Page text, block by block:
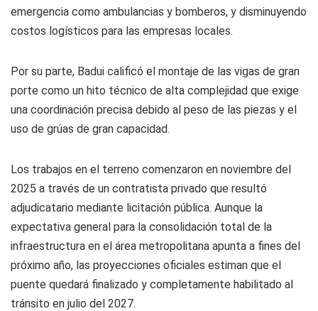
emergencia como ambulancias y bomberos, y disminuyendo
costos logísticos para las empresas locales.
Por su parte, Badui calificó el montaje de las vigas de gran
porte como un hito técnico de alta complejidad que exige
una coordinación precisa debido al peso de las piezas y el
uso de grúas de gran capacidad.
Los trabajos en el terreno comenzaron en noviembre del
2025 a través de un contratista privado que resultó
adjudicatario mediante licitación pública. Aunque la
expectativa general para la consolidación total de la
infraestructura en el área metropolitana apunta a fines del
próximo año, las proyecciones oficiales estiman que el
puente quedará finalizado y completamente habilitado al
tránsito en julio del 2027.